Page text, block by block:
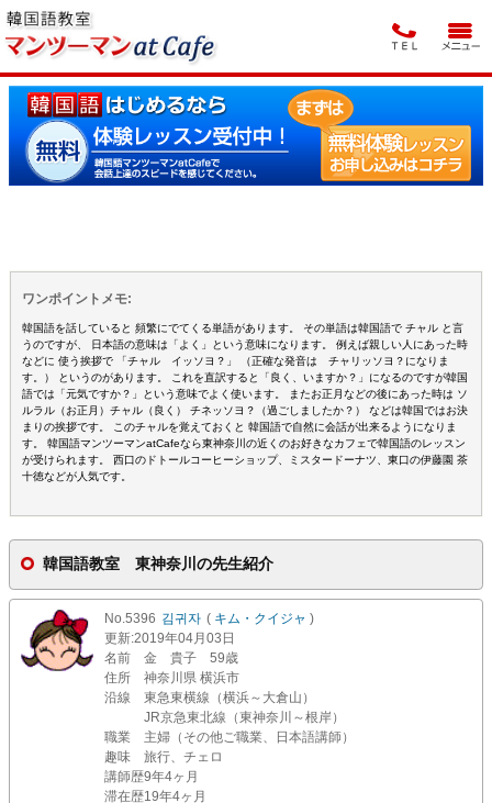
ワンポイントメモ:
韓国語を話していると 頻繁にでてくる単語があります。 その単語は韓国語で チャル と言
うのですが、 日本語の意味は「よく」という意味になります。 例えば親しい人にあった時
などに 使う挨拶で 「チャル イッソヨ？」 （正確な発音は チャリッソヨ？になりま
す。） というのがあります。 これを直訳すると「良く、いますか？」になるのですが韓国
語では「元気ですか？」という意味でよく使います。 またお正月などの後にあった時は ソ
ルラル（お正月）チャル（良く） チネッソヨ？（過ごしましたか？） などは韓国ではお決
まりの挨拶です。 このチャルを覚えておくと 韓国語で自然に会話が出来るようになりま
す。 韓国語マンツーマンatCafeなら東神奈川の近くのお好きなカフェで韓国語のレッスン
が受けられます。 西口のドトールコーヒーショップ、ミスタードーナツ、東口の伊藤園 茶
十徳などが人気です。
韓国語教室 東神奈川の先生紹介
No.5396 김귀자 ( キム・クイジャ )
更新:2019年04月03日
名前
金 貴子 59歳
住所
神奈川県 横浜市
沿線
東急東横線（横浜～大倉山）
JR京急東北線（東神奈川～根岸）
職業
主婦（その他ご職業、日本語講師）
趣味
旅行、チェロ
講師歴9年4ヶ月
滞在歴19年4ヶ月